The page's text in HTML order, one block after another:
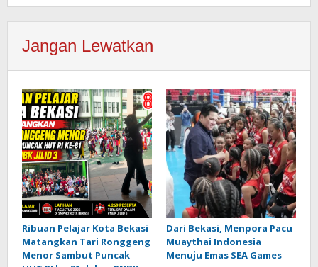
Jangan Lewatkan
Ribuan Pelajar Kota Bekasi
Matangkan Tari Ronggeng
Menor Sambut Puncak
Dari Bekasi, Menpora Pacu
Muaythai Indonesia
Menuju Emas SEA Games